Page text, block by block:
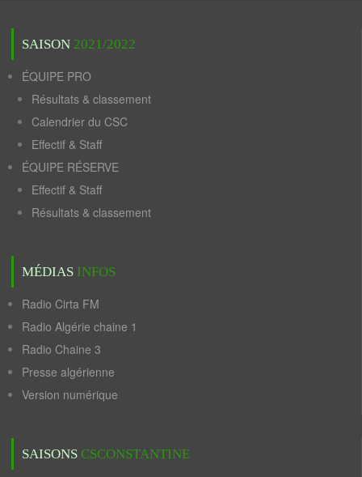
SAISON 2021/2022
ÉQUIPE PRO
Résultats & classement
Calendrier du CSC
Effectif & Staff
ÉQUIPE RÉSERVE
Effectif & Staff
Résultats & classement
MÉDIAS INFOS
Radio Cirta FM
Radio Algérie chaine 1
Radio Chaine 3
Presse algérienne
Version numérique
SAISONS CSCONSTANTINE